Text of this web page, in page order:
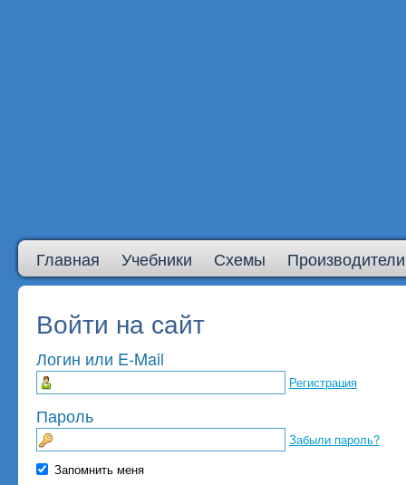
Главная Учебники Схемы Производители
Войти на сайт
Логин или E-Mail
Регистрация
Пароль
Забыли пароль?
Запомнить меня